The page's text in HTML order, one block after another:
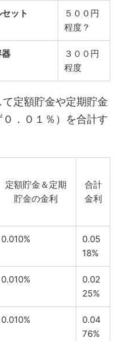
ット
５００円
程度？
３００円
程度
定額貯金や定期貯金
．０１％）を合計す
定額貯金＆定期
貯金の金利
合計
金利
0.010%
0.05
18%
0.010%
0.02
25%
0.010%
0.04
76%